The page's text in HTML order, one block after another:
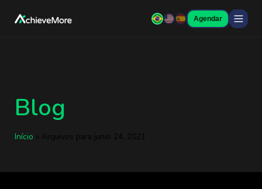
Agendar
Blog
Início » Arquivos para junio 24, 2021